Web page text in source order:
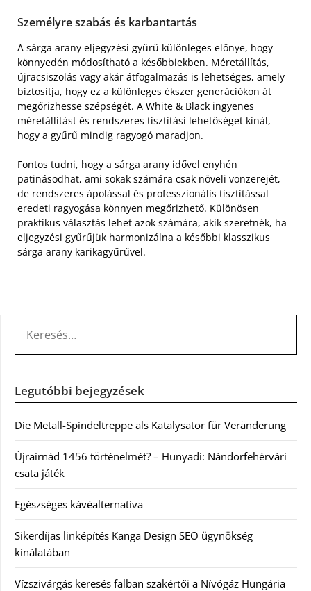
Személyre szabás és karbantartás
A sárga arany eljegyzési gyűrű különleges előnye, hogy
könnyedén módosítható a későbbiekben. Méretállítás,
újracsiszolás vagy akár átfogalmazás is lehetséges, amely
biztosítja, hogy ez a különleges ékszer generációkon át
megőrizhesse szépségét. A White & Black ingyenes
méretállítást és rendszeres tisztítási lehetőséget kínál,
hogy a gyűrű mindig ragyogó maradjon.
Fontos tudni, hogy a sárga arany idővel enyhén
patinásodhat, ami sokak számára csak növeli vonzerejét,
de rendszeres ápolással és professzionális tisztítással
eredeti ragyogása könnyen megőrizhető. Különösen
praktikus választás lehet azok számára, akik szeretnék, ha
eljegyzési gyűrűjük harmonizálna a későbbi klasszikus
sárga arany karikagyűrűvel.
Legutóbbi bejegyzések
Die Metall-Spindeltreppe als Katalysator für Veränderung
Újraírnád 1456 történelmét? – Hunyadi: Nándorfehérvári
csata játék
Egészséges kávéalternatíva
Sikerdíjas linképítés Kanga Design SEO ügynökség
kínálatában
Vízszivárgás keresés falban szakértői a Nívógáz Hungária